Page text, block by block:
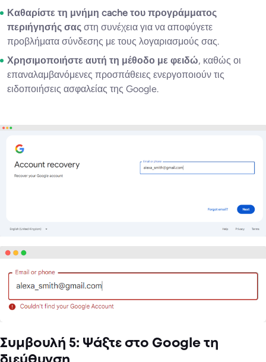
Καθαρίστε τη μνήμη cache του προγράμματος
περιήγησής σας στη συνέχεια για να αποφύγετε
προβλήματα σύνδεσης με τους λογαριασμούς σας.
Χρησιμοποιήστε αυτή τη μέθοδο με φειδώ, καθώς οι
επαναλαμβανόμενες προσπάθειες ενεργοποιούν τις
ειδοποιήσεις ασφαλείας της Google.
Συμβουλή 5: Ψάξτε στο Google τη